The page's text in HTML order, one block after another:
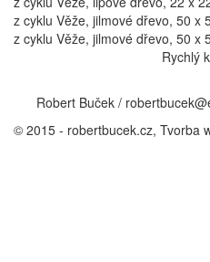
z cyklu Věže, jilmové dřevo, 50 x
z cyklu Věže, jilmové dřevo, 50 x
Rychlý
Robert Buček /
© 2015 - robertbucek.cz, Tvorba